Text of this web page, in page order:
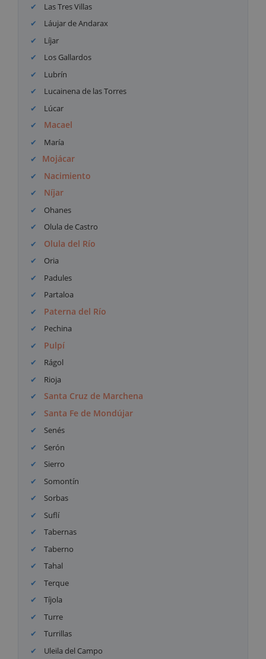
Las Tres Villas
Láujar de Andarax
Líjar
Los Gallardos
Lubrín
Lucainena de las Torres
Lúcar
Macael
María
Mojácar
Nacimiento
Níjar
Ohanes
Olula de Castro
Olula del Río
Oria
Padules
Partaloa
Paterna del Río
Pechina
Pulpí
Rágol
Rioja
Santa Cruz de Marchena
Santa Fe de Mondújar
Senés
Serón
Sierro
Somontín
Sorbas
Suflí
Tabernas
Taberno
Tahal
Terque
Tíjola
Turre
Turrillas
Uleila del Campo